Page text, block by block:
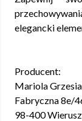
elegancki
Producent:
Mariola
Fabryczna 8e/
98-400